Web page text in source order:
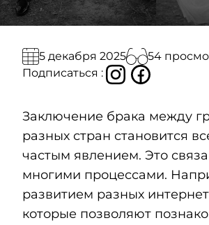
5 декабря 2025
54
Подписаться :
Заключение брака между
разных стран становится
частым явлением. Это
многими процессами.
развитием разных
которые позволяют